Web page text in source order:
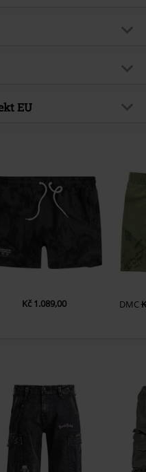
Rammstein
100% polyester
EU
Kč 1.089,00 DMC